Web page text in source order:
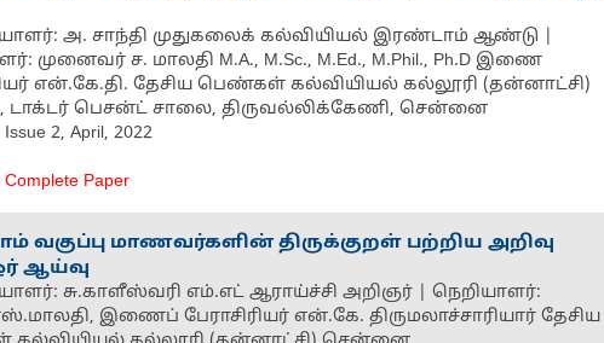
அ. சாந்தி முதுகலைக் கல்வியியல் இரண்டாம் ஆண்டு |
முனைவர் ச. மாலதி M.A., M.Sc., M.Ed., M.Phil., Ph.D இணை
என்.கே.தி. தேசிய பெண்கள் கல்வியியல் கல்லூரி (தன்னாட்சி)
டாக்டர் பெசன்ட் சாலை, திருவல்லிக்கேணி, சென்னை
Issue 2, April, 2022
Complete Paper
வகுப்பு மாணவர்களின் திருக்குறள் பற்றிய அறிவு
ஆய்வு
சு.காளீஸ்வரி எம்.எட் ஆராய்ச்சி அறிஞர் | நெறியாளர்:
இணைப் பேராசிரியர் என்.கே. திருமலாச்சாரியார் தேசிய